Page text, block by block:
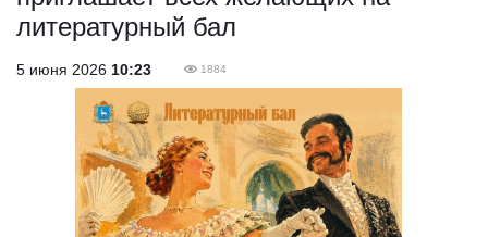
литературный бал
5 июня 2026 10:23 1884